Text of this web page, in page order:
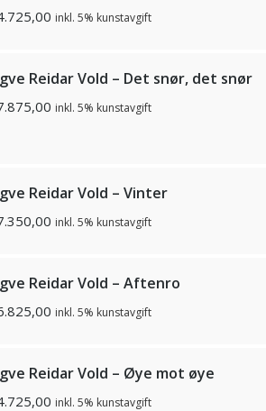
inkl. 5% kunstavgift
Reidar Vold – Det snør, det snør
inkl. 5% kunstavgift
Reidar Vold – Vinter
inkl. 5% kunstavgift
Reidar Vold – Aftenro
inkl. 5% kunstavgift
Reidar Vold – Øye mot øye
inkl. 5% kunstavgift